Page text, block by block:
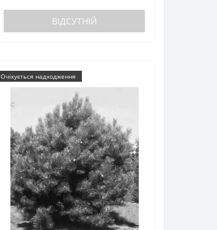
ВІДСУТНІЙ
Очікується надходження